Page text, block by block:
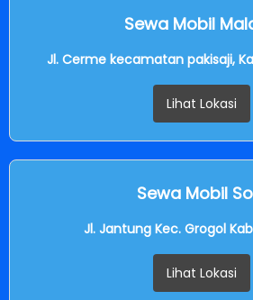
Sewa Mobil
Jl. Cerme kecamatan pakisaji,
Lihat Lokasi
Sewa Mobil
Jl. Jantung Kec. Grogol
Lihat Lokasi